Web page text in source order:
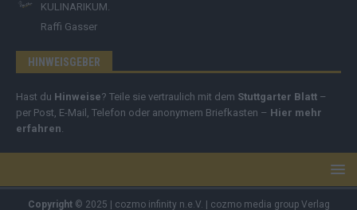
KULINARIKUM.
Raffi Gasser
HINWEISGEBER
Hast du Hinweise? Teile sie vertraulich mit dem Stuttgarter Blatt –
per Post, E-Mail, Telefon oder anonymem Briefkasten – Hier mehr
erfahren.
Copyright© 2025 | cozmo infinity n.e.V. | cozmo media group Verlag